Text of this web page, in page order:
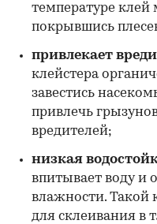
температуре клей
покрывшись
привлекает
клейстера
завестись
привлечь
вредителей;
низкая
впитывает воду и
влажности. Такой
для склеивания в